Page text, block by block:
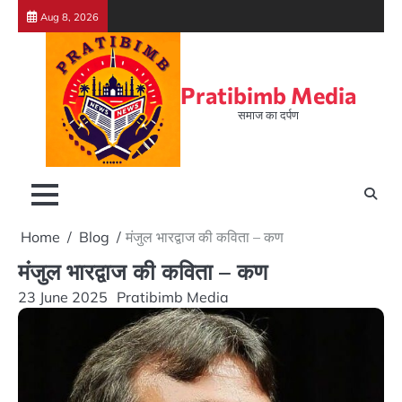
Skip
Aug 8, 2026
Pratibimb Media
समाज का दर्पण
Home Blog मंजुल भारद्वाज की कविता – कण
मंजुल भारद्वाज की कविता – कण
23 June 2025 Pratibimb Media